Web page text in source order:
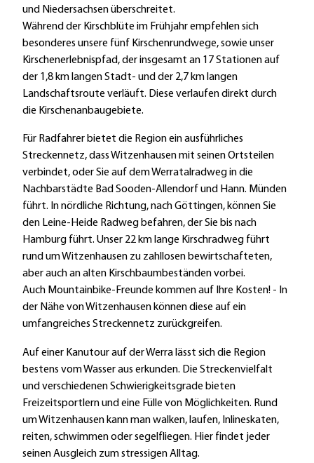
und Niedersachsen überschreitet.
Während der Kirschblüte im Frühjahr empfehlen sich
besonderes unsere fünf Kirschenrundwege, sowie unser
Kirschenerlebnispfad, der insgesamt an 17 Stationen auf
der 1,8 km langen Stadt- und der 2,7 km langen
Landschaftsroute verläuft. Diese verlaufen direkt durch
die Kirschenanbaugebiete.
Für Radfahrer bietet die Region ein ausführliches
Streckennetz, dass Witzenhausen mit seinen Ortsteilen
verbindet, oder Sie auf dem Werratalradweg in die
Nachbarstädte Bad Sooden-Allendorf und Hann. Münden
führt. In nördliche Richtung, nach Göttingen, können Sie
den Leine-Heide Radweg befahren, der Sie bis nach
Hamburg führt. Unser 22 km lange Kirschradweg führt
rund um Witzenhausen zu zahllosen bewirtschafteten,
aber auch an alten Kirschbaumbeständen vorbei.
Auch Mountainbike-Freunde kommen auf Ihre Kosten! - In
der Nähe von Witzenhausen können diese auf ein
umfangreiches Streckennetz zurückgreifen.
Auf einer Kanutour auf der Werra lässt sich die Region
bestens vom Wasser aus erkunden. Die Streckenvielfalt
und verschiedenen Schwierigkeitsgrade bieten
Freizeitsportlern und eine Fülle von Möglichkeiten. Rund
um Witzenhausen kann man walken, laufen, Inlineskaten,
reiten, schwimmen oder segelfliegen. Hier findet jeder
seinen Ausgleich zum stressigen Alltag.